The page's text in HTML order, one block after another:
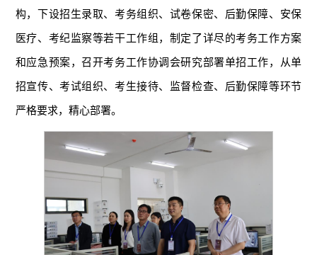
构，下设招生录取、考务组织、试卷保密、后勤保障、安保
医疗、考纪监察等若干工作组，制定了详尽的考务工作方案
和应急预案，召开考务工作协调会研究部署单招工作，从单
招宣传、考试组织、考生接待、监督检查、后勤保障等环节
严格要求，精心部署。